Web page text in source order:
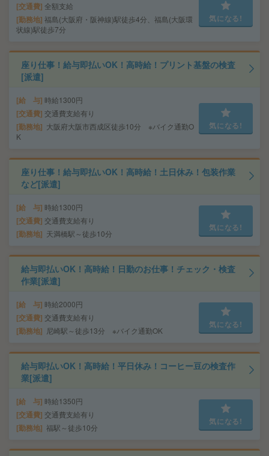
交通費 全額支給
勤務地 福島(大阪府・阪神線)駅徒歩4分、福島(大阪環
状線)駅徒歩7分
気になる!
座り仕事！給与即払いOK！高時給！プリント基盤の検査
[派遣]
給 与 時給1300円
交通費 交通費支給有り
勤務地
大阪府大阪市西成区徒歩10分 ※バイク通勤O
K
気になる!
座り仕事！給与即払いOK！高時給！土日休み！包装作業
など[派遣]
給 与 時給1300円
交通費 交通費支給有り
勤務地 天満橋駅～徒歩10分
気になる!
給与即払いOK！高時給！日勤のお仕事！チェック・検査
作業[派遣]
給 与 時給2000円
交通費 交通費支給有り
勤務地 尼崎駅～徒歩13分 ※バイク通勤OK
気になる!
給与即払いOK！高時給！平日休み！コーヒー豆の検査作
業[派遣]
給 与 時給1350円
交通費 交通費支給有り
勤務地 福駅～徒歩10分
気になる!